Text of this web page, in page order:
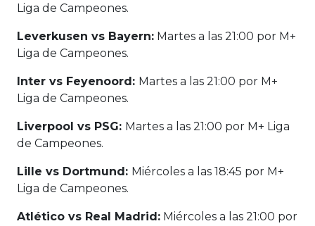
Liga de Campeones.
Leverkusen vs Bayern: Martes a las 21:00 por M+
Liga de Campeones.
Inter vs Feyenoord: Martes a las 21:00 por M+
Liga de Campeones.
Liverpool vs PSG: Martes a las 21:00 por M+ Liga
de Campeones.
Lille vs Dortmund: Miércoles a las 18:45 por M+
Liga de Campeones.
Atlético vs Real Madrid: Miércoles a las 21:00 por